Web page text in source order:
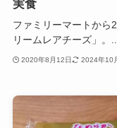
実食
ファミリーマートから
リームレアチーズ」。...
2020年8月12日 2024年10